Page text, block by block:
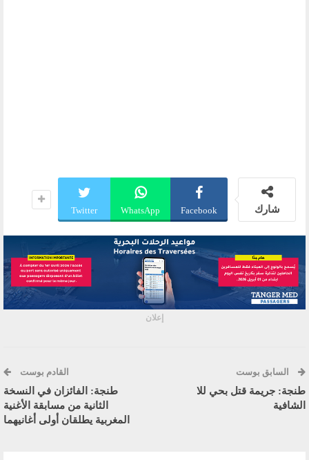
شارك Facebook
WhatsApp
Twitter
إعلان
السابق بوست
طنجة: جريمة قتل بحي للا
الشافية
القادم بوست
طنجة: الفائزان في النسخة
الثانية من مسابقة الأغنية
المغربية يطلقان أولى أغانيهما